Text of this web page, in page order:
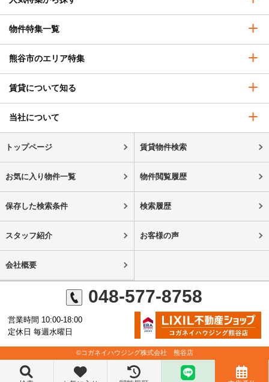
物件特集一覧
熊谷市のエリア特集
賃貸について知る
当社について
トップページ 賃貸物件検索
お気に入り物件一覧 物件閲覧履歴
保存した検索条件 検索履歴
スタッフ紹介 お客様の声
会社概要
048-577-8758
営業時間 10:00-18:00
定休日 毎週水曜日
©コガネイハウジング株式会社 熊谷店